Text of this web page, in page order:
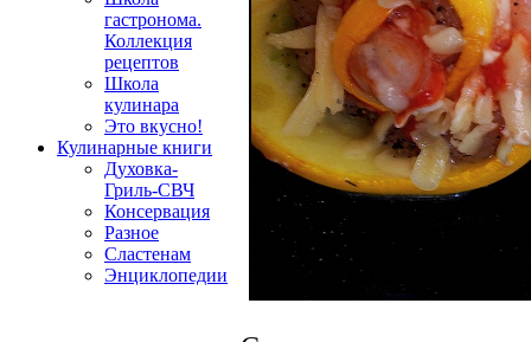
гастронома.
Коллекция
рецептов
Школа
кулинара
Это вкусно!
Кулинарные книги
Духовка-
Гриль-СВЧ
Консервация
Разное
Сластенам
Энциклопедии